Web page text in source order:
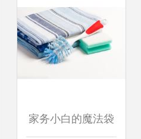
家务小白的魔法袋